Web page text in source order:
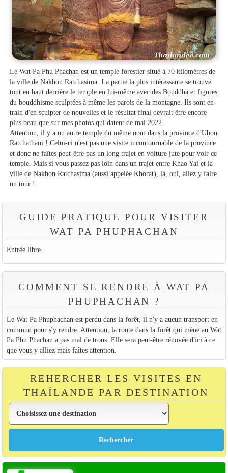
Le Wat Pa Phu Phachan est un temple forestier situé à 70 kilomètres de
la ville de Nakhon Ratchasima. La partie la plus intéressante se trouve
tout en haut derrière le temple en lui-même avec des Bouddha et figures
du bouddhisme sculptées à même les parois de la montagne. Ils sont en
train d'en sculpter de nouvelles et le résultat final devrait être encore
plus beau que sur mes photos qui datent de mai 2022.
Attention, il y a un autre temple du même nom dans la province d'Ubon
Ratchathani ! Celui-ci n'est pas une visite incontournable de la province
et donc ne faîtes peut-être pas un long trajet en voiture jute pour voir ce
temple. Mais si vous passez pas loin dans un trajet entre Khao Yai et la
ville de Nakhon Ratchasima (aussi appelée Khorat), là, oui, allez y faire
un tour !
GUIDE PRATIQUE POUR VISITER
WAT PA PHUPHACHAN
Entrée libre.
COMMENT SE RENDRE À WAT PA
PHUPHACHAN ?
Le Wat Pa Phuphachan est perdu dans la forêt, il n'y a aucun transport en
commun pour s'y rendre. Attention, la route dans la forêt qui mène au Wat
Pa Phu Phachan a pas mal de trous. Elle sera peut-être rénovée d'ici à ce
que vous y alliez mais faîtes attention.
REHERCHER LES VISITES EN
THAÏLANDE PAR DESTINATION